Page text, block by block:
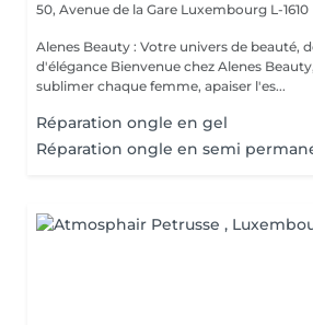
50, Avenue de la Gare Luxembourg L-1610
Alenes Beauty : Votre univers de beauté,
d'élégance Bienvenue chez Alenes Beauty, un lieu pensé pour
sublimer chaque femme, apaiser l'es...
Réparation ongle en gel
Réparation ongle en semi